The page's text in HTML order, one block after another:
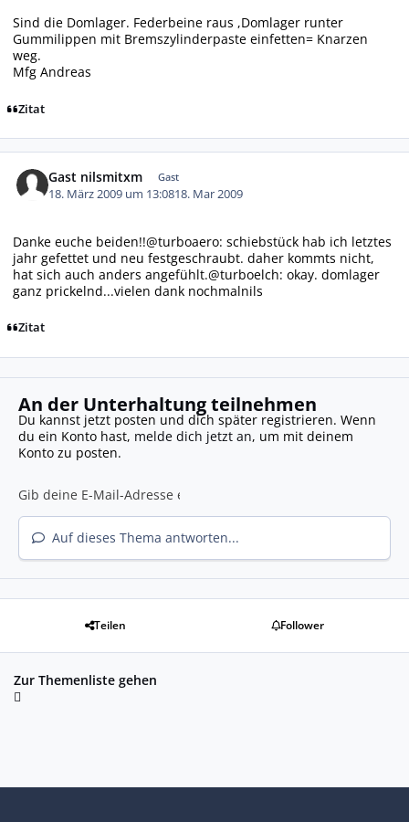
Sind die Domlager. Federbeine raus ,Domlager runter
Gummilippen mit Bremszylinderpaste einfetten= Knarzen
weg.
Mfg Andreas
Zitat
Gast nilsmitxm Gast
18. März 2009 um 13:0818. Mar 2009
Danke euche beiden!!@turboaero: schiebstück hab ich letztes
jahr gefettet und neu festgeschraubt. daher kommts nicht,
hat sich auch anders angefühlt.@turboelch: okay. domlager
ganz prickelnd...vielen dank nochmalnils
Zitat
An der Unterhaltung teilnehmen
Du kannst jetzt posten und dich später registrieren. Wenn
du ein Konto hast, melde dich jetzt an, um mit deinem
Konto zu posten.
Auf dieses Thema antworten...
Teilen Follower
Zur Themenliste gehen